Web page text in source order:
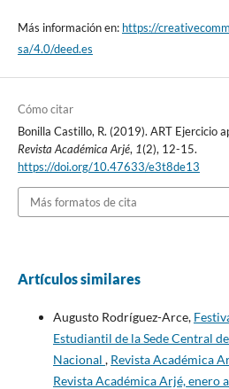
Más información en: https://
sa/4.0/deed.es
Cómo citar
Bonilla Castillo, R. (2019). ART Ejercicio
Revista Académica Arjé, 1(2), 12-15.
https://doi.org/10.47633/e3t8de13
Más formatos de cita
Artículos similares
Augusto Rodríguez-Arce,
Estudiantil de la Sede Central
Nacional , Revista Académica
Revista Académica Arjé, enero